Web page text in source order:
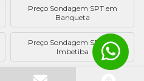
Preço Sondagem SPT em
Banqueta
Preço Sondagem SPT em
Imbetiba